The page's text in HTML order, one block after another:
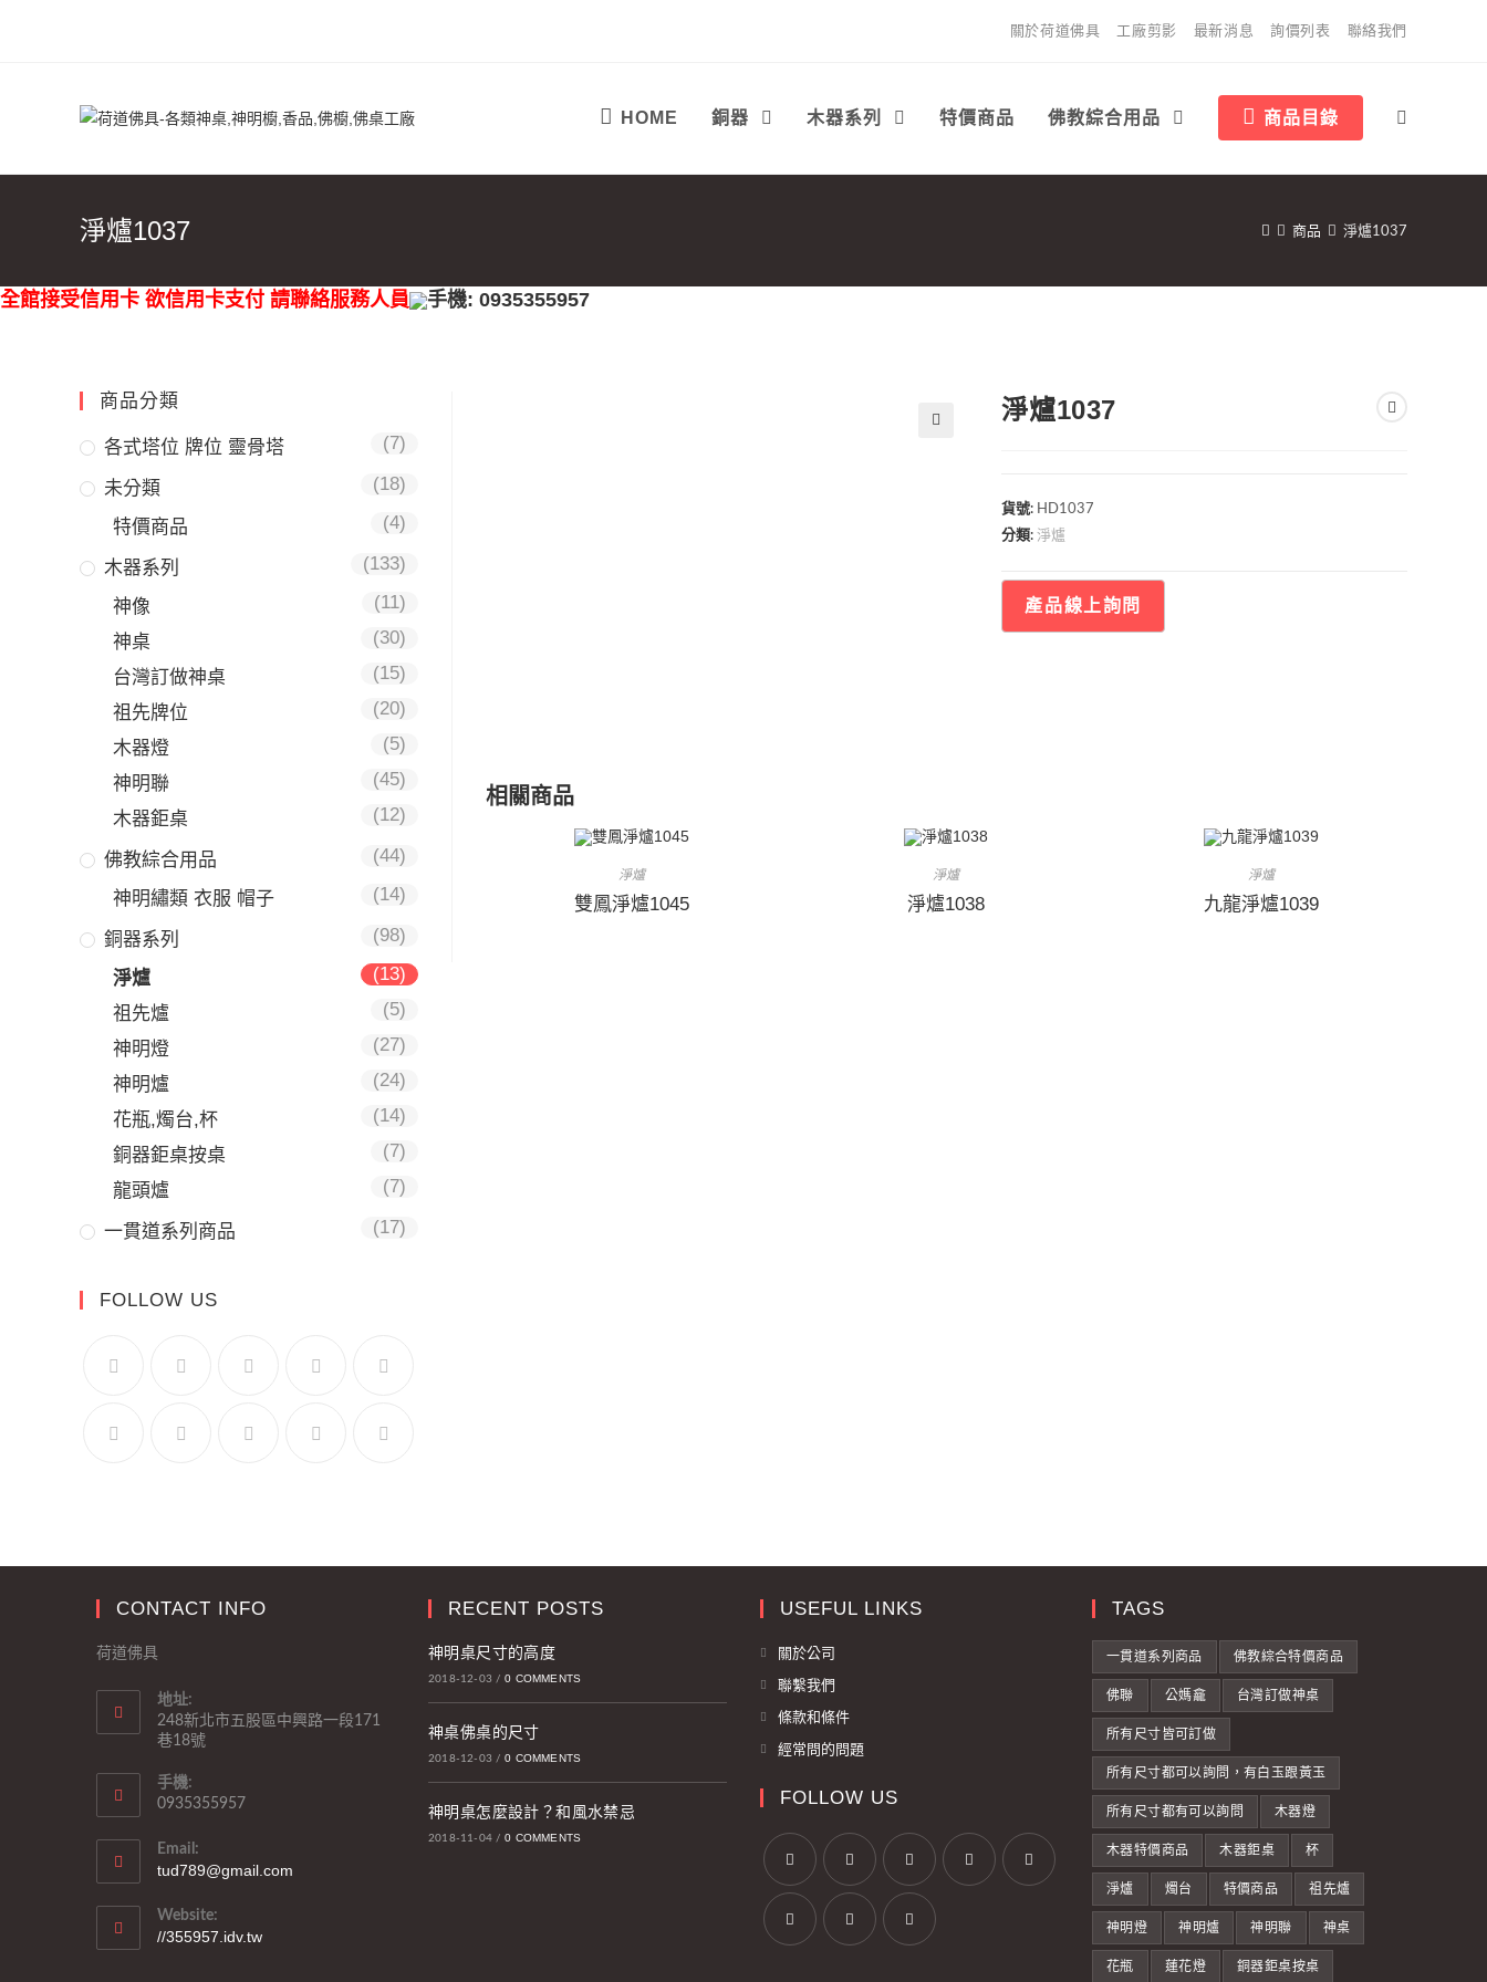
關於荷道佛具 工廠剪影 最新消息 詢價列表 聯絡我們
HOME 銅器 木器系列 特價商品 佛教綜合用品 商品目錄
淨爐1037 商品 淨爐1037
全館接受信用卡 欲信用卡支付 請聯絡服務人員 手機: 0935355957
淨爐1037
貨號: HD1037
分類:淨爐
相關商品
淨爐
雙鳳淨爐1045
淨爐
淨爐1038
淨爐
九龍淨爐1039
商品分類
各式塔位 牌位 靈骨塔 (7)
未分類 (18)
特價商品 (4)
木器系列 (133)
神像
(11)
神桌
(30)
台灣訂做神桌
(15)
祖先牌位
(20)
木器燈
(5)
神明聯
(45)
木器鉅桌
(12)
佛教綜合用品 (44)
神明繡類 衣服 帽子 (14)
銅器系列 (98)
淨爐
(13)
祖先爐
(5)
神明燈
(27)
神明爐
(24)
花瓶,燭台,杯
(14)
銅器鉅桌按桌
(7)
龍頭爐
(7)
一貫道系列商品 (17)
FOLLOW US
CONTACT INFO
荷道佛具
地址:
248新北市五股區中興路一段171
巷18號
手機:
0935355957
Email:
tud789@gmail.com
Website:
//355957.idv.tw
RECENT POSTS
神明桌尺寸的高度
2018-12-03 / 0 COMMENTS
神桌佛桌的尺寸
2018-12-03 / 0 COMMENTS
神明桌怎麼設計？和風水禁忌
2018-11-04 / 0 COMMENTS
USEFUL LINKS
關於公司
聯繫我們
條款和條件
經常問的問題
FOLLOW US
TAGS
一貫道系列商品 佛教綜合特價商品
佛聯 公媽龕 台灣訂做神桌
所有尺寸皆可訂做
所有尺寸都可以詢問，有白玉跟黃玉
所有尺寸都有可以詢問 木器燈
木器特價商品 木器鉅桌 杯
淨爐 燭台 特價商品 祖先爐
神明燈 神明爐 神明聯 神桌
花瓶 蓮花燈 銅器鉅桌按桌